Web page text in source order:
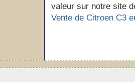
valeur sur notre site
Vente de Citroen C3